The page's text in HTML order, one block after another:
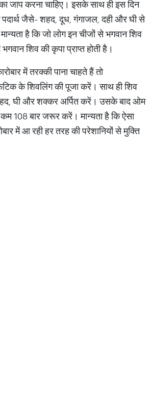
जाप करना चाहिए। इसके साथ ही इस दिन
जैसे- शहद, दूध, गंगाजल, दही और घी से
है कि जो लोग इन चीजों से भगवान शिव
शिव की कृपा प्राप्त होती है।
में तरक्की पाना चाहते हैं तो
के शिवलिंग की पूजा करें। साथ ही शिव
घी और शक्कर अर्पित करें। उसके बाद ओम
108 बार जरूर करें। मान्यता है कि ऐसा
में आ रही हर तरह की परेशानियों से मुक्ति